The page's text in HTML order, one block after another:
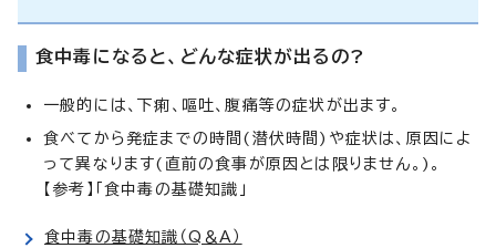
食中毒になると、どんな症状が出るの?
一般的には、下痢、嘔吐、腹痛等の症状が出ます。
食べてから発症までの時間(潜伏時間)や症状は、原因によ
って異なります(直前の食事が原因とは限りません。)。
【参考】「食中毒の基礎知識」
食中毒の基礎知識（Q＆A）